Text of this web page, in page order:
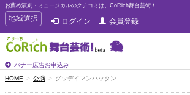
お薦め演劇・ミュージカルのクチコミは、CoRich舞台芸術！
T
o
g
g
e
n
a
地域選択 ログイン 会員登録
バナー広告お申込み
HOME 公演 グッデイマンハッタン